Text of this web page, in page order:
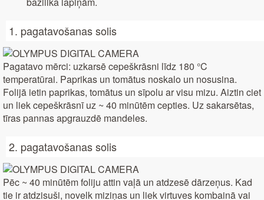
1. pagatavošanas solis
Pagatavo mērci: uzkarsē cepeškrāsni līdz 180 °C
temperatūrai. Paprikas un tomātus noskalo un nosusina.
Folijā ietin paprikas, tomātus un sīpolu ar visu mizu. Aiztin ciet
un liek cepeškrāsnī uz ~ 40 minūtēm cepties. Uz sakarsētas,
tīras pannas apgrauzdē mandeles.
2. pagatavošanas solis
Pēc ~ 40 minūtēm foliju attin vaļā un atdzesē dārzeņus. Kad
tie ir atdzisuši, novelk miziņas un liek virtuves kombainā vai